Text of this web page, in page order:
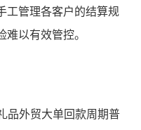
工管理各客户的结算规
以有效管控。
品外贸大单回款周期普